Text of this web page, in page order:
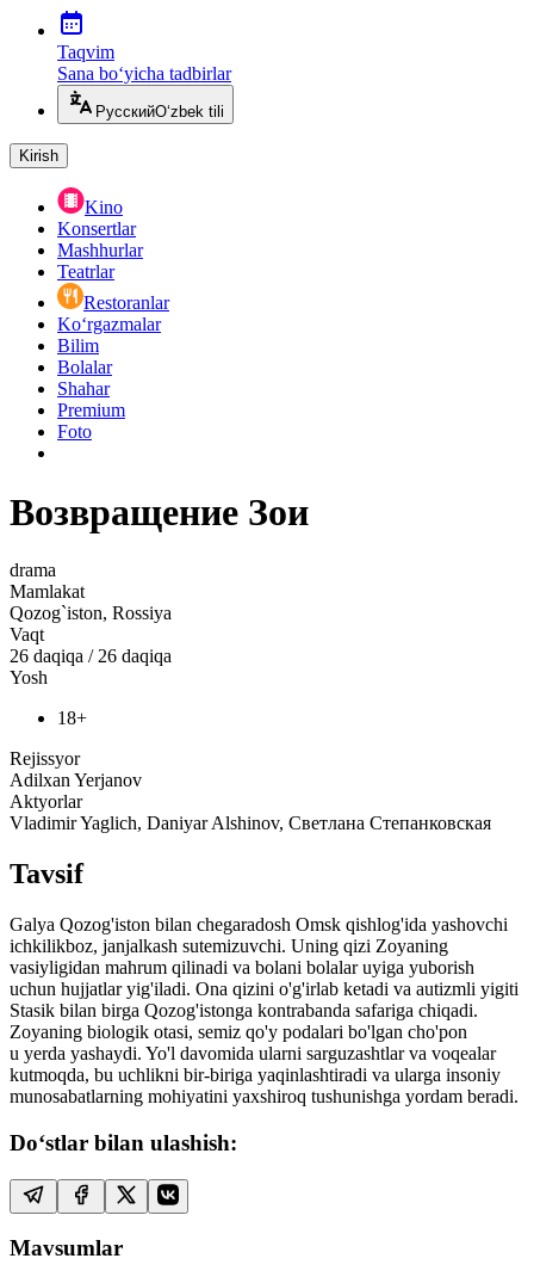
Taqvim
Sana bo‘yicha tadbirlar
РусскийO‘zbek tili
Kirish
Kino
Konsertlar
Mashhurlar
Teatrlar
Restoranlar
Ko‘rgazmalar
Bilim
Bolalar
Shahar
Premium
Foto
Возвращение Зои
drama
Mamlakat
Qozog`iston, Rossiya
Vaqt
26 daqiqa / 26 daqiqa
Yosh
18+
Rejissyor
Adilxan Yerjanov
Aktyorlar
Vladimir Yaglich, Daniyar Alshinov, Светлана Степанковская
Tavsif
Galya Qozog'iston bilan chegaradosh Omsk qishlog'ida yashovchi
ichkilikboz, janjalkash sutemizuvchi. Uning qizi Zoyaning
vasiyligidan mahrum qilinadi va bolani bolalar uyiga yuborish
uchun hujjatlar yig'iladi. Ona qizini o'g'irlab ketadi va autizmli yigiti
Stasik bilan birga Qozog'istonga kontrabanda safariga chiqadi.
Zoyaning biologik otasi, semiz qo'y podalari bo'lgan cho'pon
u yerda yashaydi. Yo'l davomida ularni sarguzashtlar va voqealar
kutmoqda, bu uchlikni bir-biriga yaqinlashtiradi va ularga insoniy
munosabatlarning mohiyatini yaxshiroq tushunishga yordam beradi.
Do‘stlar bilan ulashish:
Mavsumlar